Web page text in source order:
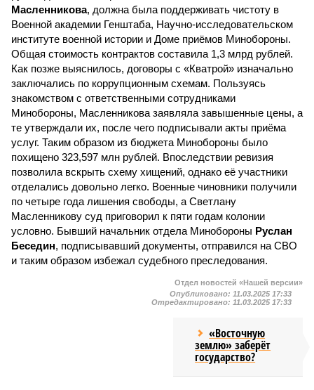
Масленникова, должна была поддерживать чистоту в
Военной академии Генштаба, Научно-исследовательском
институте военной истории и Доме приёмов Мин­обороны.
Общая стоимость контрактов составила 1,3 млрд рублей.
Как позже выяснилось, договоры с «Кватрой» изначально
заключались по коррупционным схемам. Пользуясь
знакомством с ответственными сотрудниками
Минобороны, Масленникова заявляла завышенные цены, а
те утверждали их, после чего подписывали акты приёма
услуг. Таким образом из бюджета Минобороны было
похищено 323,597 млн рублей. Впоследствии ревизия
позволила вскрыть схему хищений, однако её участники
отделались довольно легко. Военные чиновники получили
по четыре года лишения свободы, а Светлану
Масленникову суд приговорил к пяти годам колонии
условно. Бывший начальник отдела Минобороны Руслан
Беседин, подписывавший документы, отправился на СВО
и таким образом избежал судебного преследования.
Отдел новостей «Нашей версии»
Опубликовано: 11.03.2025 17:33
Отредактировано: 11.03.2025 17:33
«Восточную
землю» заберёт
государство?